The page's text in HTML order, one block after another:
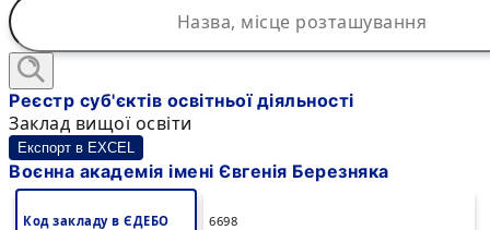
Реєстр суб'єктів освітньої діяльності
Заклад вищої освіти
Експорт в EXCEL
Воєнна академія імені Євгенія Березняка
Код закладу в ЄДЕБО 6698